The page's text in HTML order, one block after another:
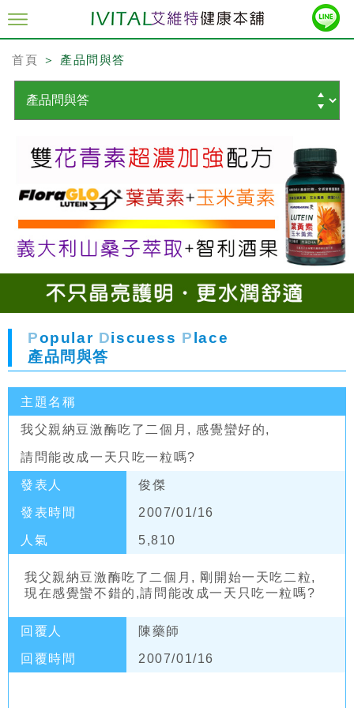
首頁 ＞ 產品問與答
Popular Discuess P lace
產品問與答
主題名稱
我父親納豆激酶吃了二個月, 感覺蠻好的,
請問能改成一天只吃一粒嗎?
發表人 俊傑
發表時間 2007/01/16
人氣 5,810
我父親納豆激酶吃了二個月, 剛開始一天吃二粒,
現在感覺蠻不錯的,請問能改成一天只吃一粒嗎?
回覆人 陳藥師
回覆時間 2007/01/16